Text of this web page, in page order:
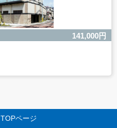
141,000円
TOPページ